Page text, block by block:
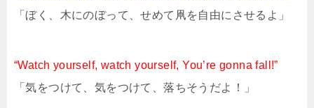
「ぼく、木にのぼって、せめて凧を自由にさせるよ」
“Watch yourself, watch yourself, You’re gonna fall!”
「気をつけて、気をつけて、落ちそうだよ！」